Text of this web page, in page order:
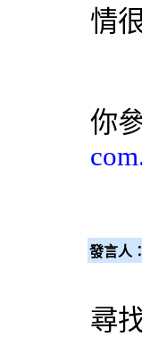
情
你
發言人：
尋